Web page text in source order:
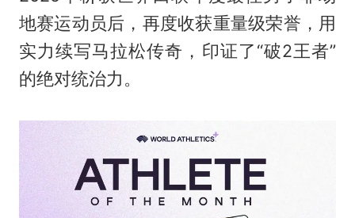
地赛运动员后，再度收获重量级荣誉，用
实力续写马拉松传奇，印证了“破2王者”
的绝对统治力。